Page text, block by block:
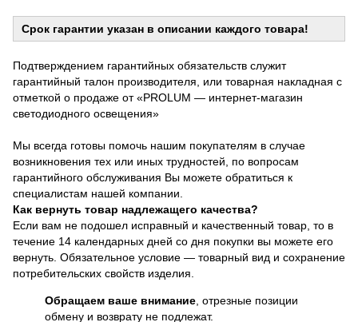
Срок гарантии указан в описании каждого товара!
Подтверждением гарантийных обязательств служит
гарантийный талон производителя, или товарная накладная с
отметкой о продаже от «PROLUM — интернет-магазин
светодиодного освещения»
Мы всегда готовы помочь нашим покупателям в случае
возникновения тех или иных трудностей, по вопросам
гарантийного обслуживания Вы можете обратиться к
специалистам нашей компании.
Как вернуть товар надлежащего качества?
Если вам не подошел исправный и качественный товар, то в
течение 14 календарных дней со дня покупки вы можете его
вернуть. Обязательное условие — товарный вид и сохранение
потребительских свойств изделия.
Обращаем ваше внимание , отрезные позиции
обмену и возврату не подлежат.